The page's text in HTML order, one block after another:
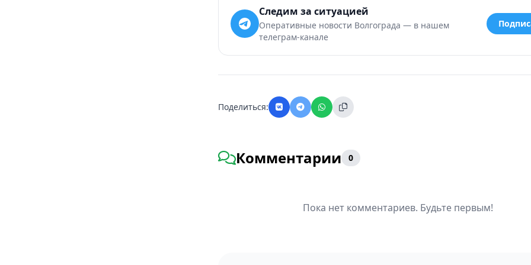
Следим за ситуацией
Оперативные новости Волгограда — в нашем
телеграм-канале
Поделиться:
Комментарии 0
Пока нет комментариев. Будьте первым!